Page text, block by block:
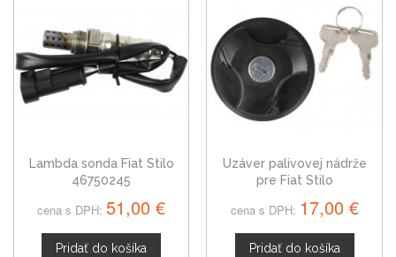
Lambda sonda Fiat Stilo
46750245
cena s DPH: 51,00 €
Pridať do košíka
Uzáver palivovej nádrže
pre Fiat Stilo
cena s DPH: 17,00 €
Pridať do košíka